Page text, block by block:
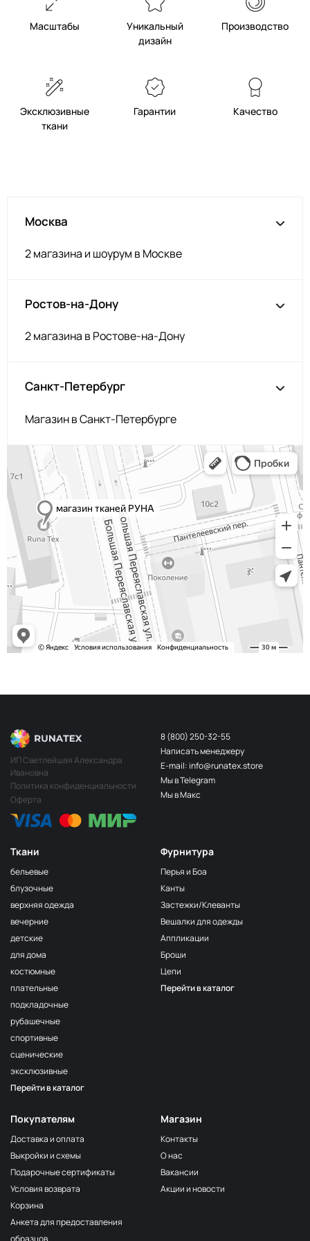
Масштабы
Уникальный
дизайн
Производство
Эксклюзивные
ткани
Гарантии Качество
Москва
2 магазина и шоурум в Москве
Ростов-на-Дону
2 магазина в Ростове-на-Дону
Санкт-Петербург
Магазин в Санкт-Петербурге
Ткани
бельевые
блузочные
верхняя одежда
вечерние
детские
для дома
костюмные
плательные
подкладочные
рубашечные
спортивные
сценические
эксклюзивные
Перейти в каталог
Фурнитура
Перья и Боа
Канты
Застежки/Клеванты
Вешалки для одежды
Аппликации
Броши
Цепи
Перейти в каталог
Покупателям
Доставка и оплата
Выкройки и схемы
Подарочные сертификаты
Условия возврата
Корзина
Анкета для предоставления
образцов
Магазин
Контакты
О нас
Вакансии
Акции и новости
ИП Светлейшая Александра
Ивановна
Политика конфиденциальности
Оферта
8 (800) 250-32-55
Написать менеджеру
E-mail: info@runatex.store
Мы в Telegram
Мы в Макс